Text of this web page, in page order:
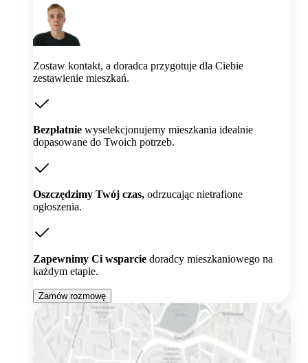
Zostaw kontakt, a doradca przygotuje dla Ciebie
zestawienie mieszkań.
Bezpłatnie wyselekcjonujemy mieszkania idealnie
dopasowane do Twoich potrzeb.
Oszczędzimy Twój czas, odrzucając nietrafione
ogłoszenia.
Zapewnimy Ci wsparcie doradcy mieszkaniowego na
każdym etapie.
Zamów rozmowę